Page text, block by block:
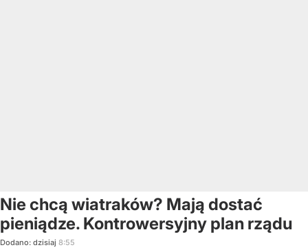
Nie chcą wiatraków? Mają dostać
pieniądze. Kontrowersyjny plan rządu
Dodano: dzisiaj 8:55